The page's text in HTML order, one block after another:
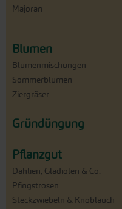
Majoran
Blumen
Blumenmischungen
Sommerblumen
Ziergräser
Gründüngung
Pflanzgut
Dahlien, Gladiolen & Co.
Pfingstrosen
Steckzwiebeln & Knoblauch